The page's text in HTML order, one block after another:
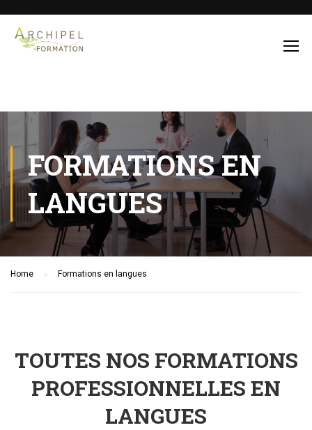
FORMATIONS EN
LANGUES
Home Formations en langues
TOUTES NOS FORMATIONS
PROFESSIONNELLES EN
LANGUES